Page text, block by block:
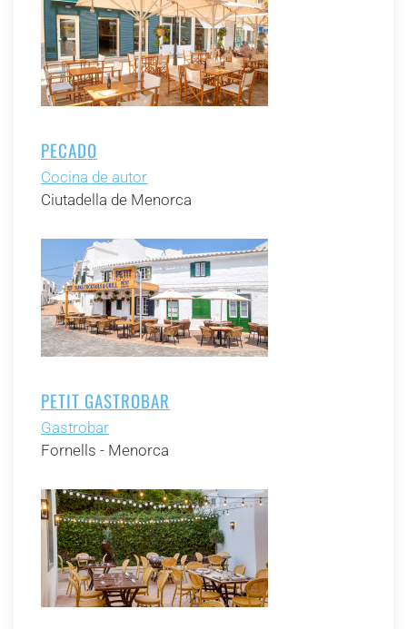
PECADO
Cocina de autor
Ciutadella de Menorca
PETIT GASTROBAR
Gastrobar
Fornells - Menorca